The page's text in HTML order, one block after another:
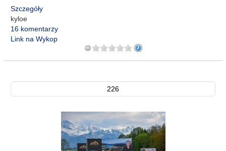
Szczegóły
kyloe
16 komentarzy
Link na Wykop
226